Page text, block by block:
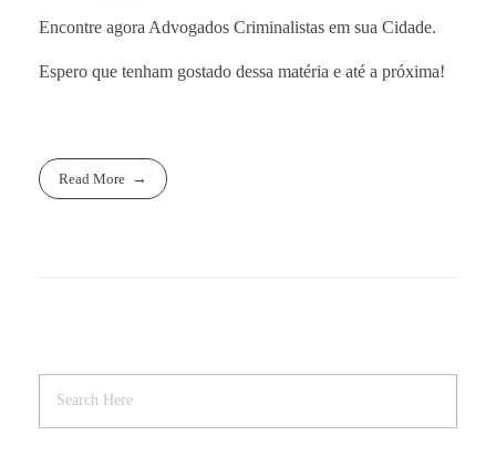
Encontre agora Advogados Criminalistas em sua Cidade.
Espero que tenham gostado dessa matéria e até a próxima!
Read More